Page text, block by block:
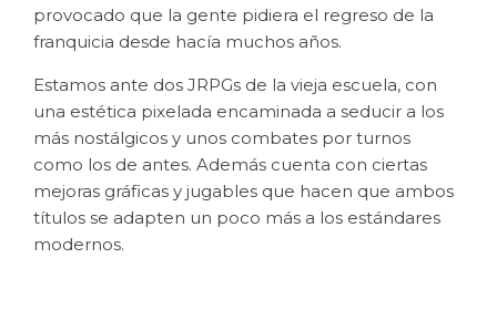
provocado que la gente pidiera el regreso de la
franquicia desde hacía muchos años.
Estamos ante dos JRPGs de la vieja escuela, con
una estética pixelada encaminada a seducir a los
más nostálgicos y unos combates por turnos
como los de antes. Además cuenta con ciertas
mejoras gráficas y jugables que hacen que ambos
títulos se adapten un poco más a los estándares
modernos.